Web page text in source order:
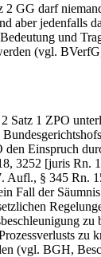
darf niemand
aber
und
(vgl.
1 ZPO
den Einspruch
3252 [juris Rn.
§ 345 Rn.
Fall der
(vgl. BGH,